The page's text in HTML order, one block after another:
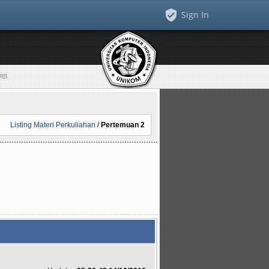
Sign In
Listing Materi Perkuliahan / Pertemuan 2